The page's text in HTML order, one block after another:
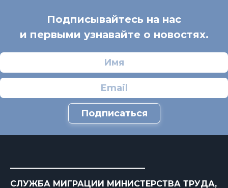
Подписывайтесь на нас
и первыми узнавайте о новостях.
Подписаться
СЛУЖБА МИГРАЦИИ МИНИСТЕРСТВА ТРУДА,